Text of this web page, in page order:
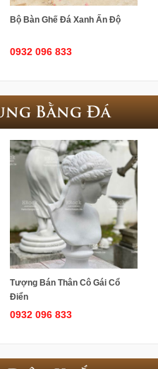
Bộ Bàn Ghế Đá Xanh Ấn Độ
0932 096 833
Bằng Đá
Tượng Bán Thân Cô Gái Cổ
Điển
0932 096 833